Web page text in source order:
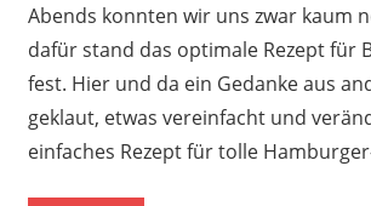
Abends konnten wir uns zwar kaum
dafür stand das optimale Rezept für
fest. Hier und da ein Gedanke aus
geklaut, etwas vereinfacht und
einfaches Rezept für tolle